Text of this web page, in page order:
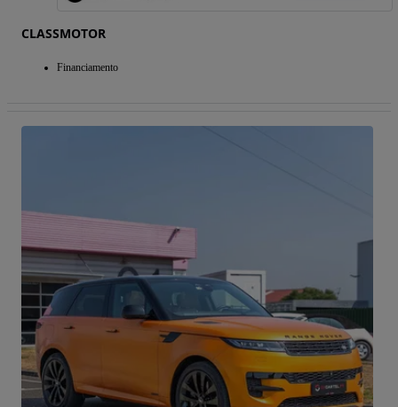
CLASSMOTOR
Financiamento